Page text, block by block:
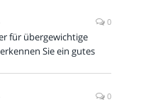
0
für übergewichtige
Sie ein gutes
0